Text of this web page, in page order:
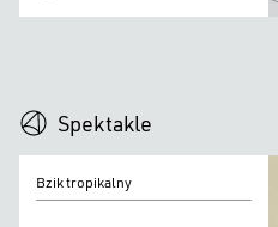
Spektakle
tropikalny
Bzik tropikalny